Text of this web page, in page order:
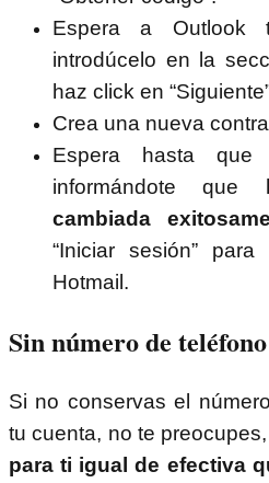
Espera a Outlook
introdúcelo en la
haz click en
Crea una nueva
Espera hasta que
informándote que
cambiada
“Iniciar sesión”
Hotmail.
Sin número de teléfono
Si no conservas el
tu cuenta, no te
para ti igual de efectiva